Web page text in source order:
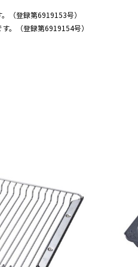
（登録第6919153号）
。（登録第6919154号）